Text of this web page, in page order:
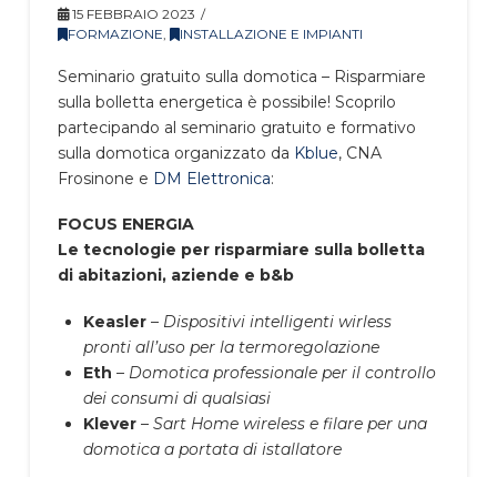
15 FEBBRAIO 2023
FORMAZIONE, INSTALLAZIONE E IMPIANTI
Seminario gratuito sulla domotica – Risparmiare
sulla bolletta energetica è possibile! Scoprilo
partecipando al seminario gratuito e formativo
sulla domotica organizzato da Kblue, CNA
Frosinone e DM Elettronica:
FOCUS ENERGIA
Le tecnologie per risparmiare sulla bolletta
di abitazioni, aziende e b&b
Keasler – Dispositivi intelligenti wirless
pronti all’uso per la termoregolazione
Eth– Domotica professionale per il controllo
dei consumi di qualsiasi
Klever–Sart Home wireless e filare per una
domotica a portata di istallatore